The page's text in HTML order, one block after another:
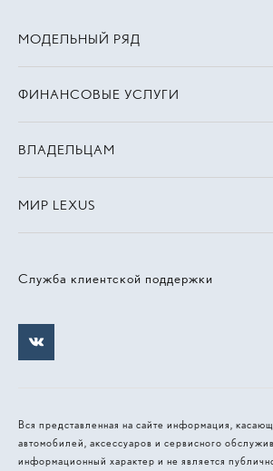
Служба клиентской поддержки
МОДЕЛЬНЫЙ РЯД
ФИНАНСОВЫЕ УСЛУГИ
ВЛАДЕЛЬЦАМ
МИР LEXUS
Вся представленная на сайте информация,
автомобилей, аксессуаров и сервисного
информационный характер и не является